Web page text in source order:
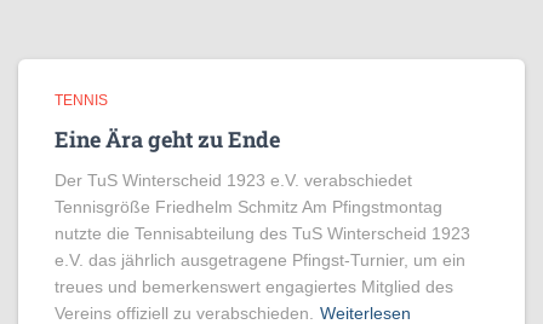
TENNIS
Eine Ära geht zu Ende
Der TuS Winterscheid 1923 e.V. verabschiedet
Tennisgröße Friedhelm Schmitz Am Pfingstmontag
nutzte die Tennisabteilung des TuS Winterscheid 1923
e.V. das jährlich ausgetragene Pfingst-Turnier, um ein
treues und bemerkenswert engagiertes Mitglied des
Vereins offiziell zu verabschieden.
Weiterlesen